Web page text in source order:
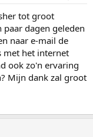
tot groot
dagen geleden
naar e-mail de
met het internet
ook zo'n ervaring
Mijn dank zal groot